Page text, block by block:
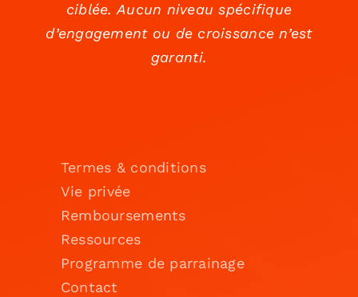
ciblée. Aucun niveau spécifique
d’engagement ou de croissance n’est
garanti.
Termes & conditions
Vie privée
Remboursements
Ressources
Programme de parrainage
Contact